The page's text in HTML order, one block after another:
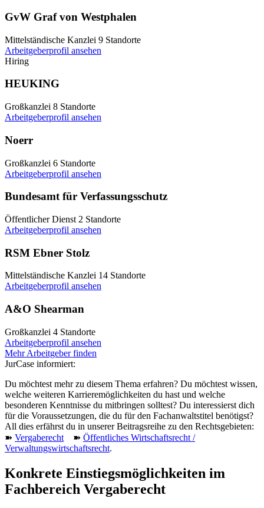
GvW Graf von Westphalen
Mittelständische Kanzlei 9 Standorte
Arbeitgeberprofil ansehen
Hiring
HEUKING
Großkanzlei 8 Standorte
Arbeitgeberprofil ansehen
Noerr
Großkanzlei 6 Standorte
Arbeitgeberprofil ansehen
Bundesamt für Verfassungsschutz
Öffentlicher Dienst 2 Standorte
Arbeitgeberprofil ansehen
RSM Ebner Stolz
Mittelständische Kanzlei 14 Standorte
Arbeitgeberprofil ansehen
A&O Shearman
Großkanzlei 4 Standorte
Arbeitgeberprofil ansehen
Mehr Arbeitgeber finden
JurCase informiert:
Du möchtest mehr zu diesem Thema erfahren? Du möchtest wissen,
welche weiteren Karrieremöglichkeiten du hast und welche
besonderen Kenntnisse du mitbringen solltest? Du interessierst dich
für die Voraussetzungen, die du für den Fachanwaltstitel benötigst?
All dies erfährst du in unserer Beitragsreihe zu den Rechtsgebieten:
➽ Vergaberecht ➽ Öffentliches Wirtschaftsrecht /
Verwaltungswirtschaftsrecht.
Konkrete Einstiegsmöglichkeiten im
Fachbereich Vergaberecht